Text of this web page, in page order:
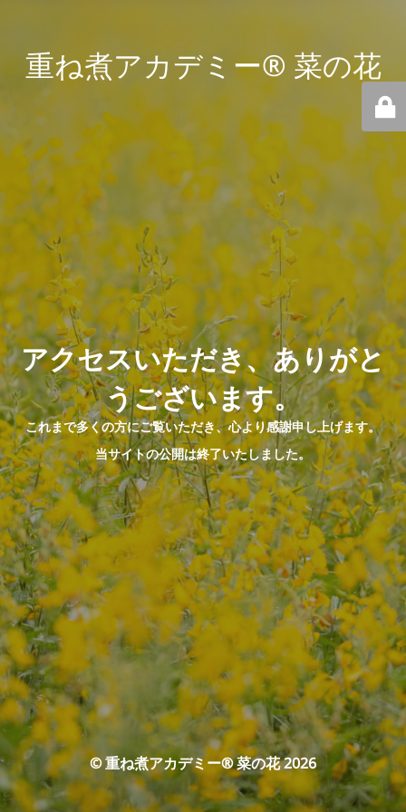
重ね煮アカデミー® 菜の花
アクセスいただき、ありがと
うございます。
これまで多くの方にご覧いただき、心より感謝申し上げます。
当サイトの公開は終了いたしました。
© 重ね煮アカデミー® 菜の花 2026